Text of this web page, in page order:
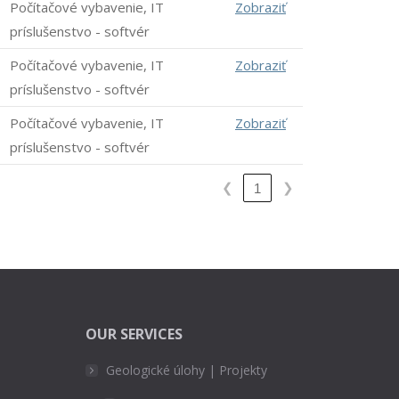
Počítačové vybavenie, IT
príslušenstvo - softvér
Zobraziť
Počítačové vybavenie, IT
príslušenstvo - softvér
Zobraziť
Počítačové vybavenie, IT
príslušenstvo - softvér
Zobraziť
❮ 1 ❯
OUR SERVICES
Geologické úlohy | Projekty